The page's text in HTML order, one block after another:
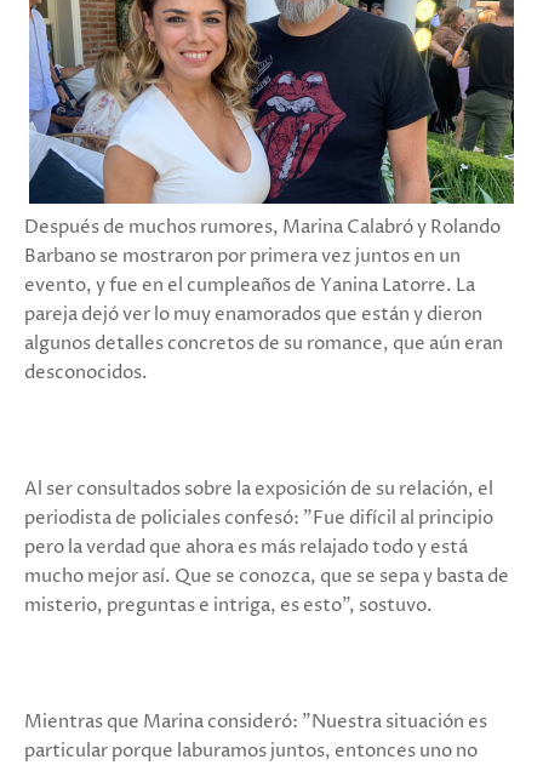
Después de muchos rumores, Marina Calabró y Rolando
Barbano se mostraron por primera vez juntos en un
evento, y fue en el cumpleaños de Yanina Latorre. La
pareja dejó ver lo muy enamorados que están y dieron
algunos detalles concretos de su romance, que aún eran
desconocidos.
Al ser consultados sobre la exposición de su relación, el
periodista de policiales confesó: "Fue difícil al principio
pero la verdad que ahora es más relajado todo y está
mucho mejor así. Que se conozca, que se sepa y basta de
misterio, preguntas e intriga, es esto", sostuvo.
Mientras que Marina consideró: "Nuestra situación es
particular porque laburamos juntos, entonces uno no